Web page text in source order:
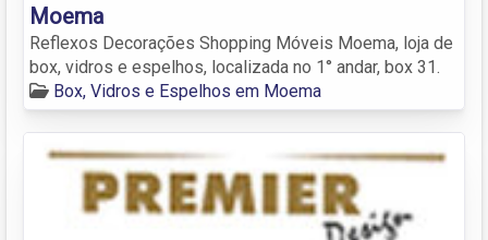
Moema
Reflexos Decorações Shopping Móveis Moema, loja de
box, vidros e espelhos, localizada no 1° andar, box 31.
Box, Vidros e Espelhos em Moema